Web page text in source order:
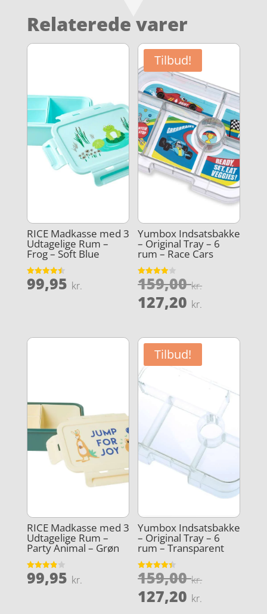
Relaterede varer
RICE Madkasse med 3
Udtagelige Rum –
Frog – Soft Blue
Vurderet
4.5
99,95 kr.
Tilbud!
Yumbox Indsatsbakke
– Original Tray – 6
rum – Race Cars
Vurderet
3.9
159,00kr.Den
159,00
127,20 kr.
pris
er:
127,20
RICE Madkasse med 3
Udtagelige Rum –
Party Animal – Grøn
Vurderet
3.9
99,95 kr.
Tilbud!
Yumbox Indsatsbakke
– Original Tray – 6
rum – Transparent
Vurderet
4.4
159,00kr.Den
127,20 kr.